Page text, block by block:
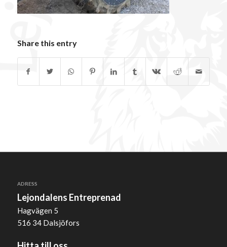
Share this entry
ADRESS
Lejondalens Entreprenad
Hagvägen 5
516 34 Dalsjöfors